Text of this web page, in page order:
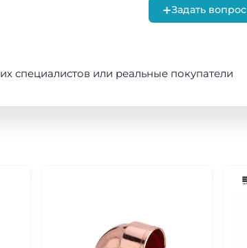
+Задать вопрос
специалистов или реальные покупатели